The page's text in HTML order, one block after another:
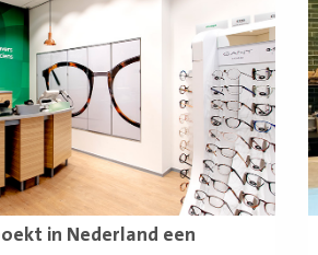
in Nederland een